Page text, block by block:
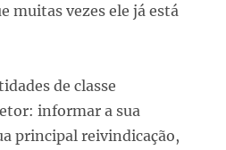
muitas vezes ele já está
de classe
informar a sua
principal reivindicação,